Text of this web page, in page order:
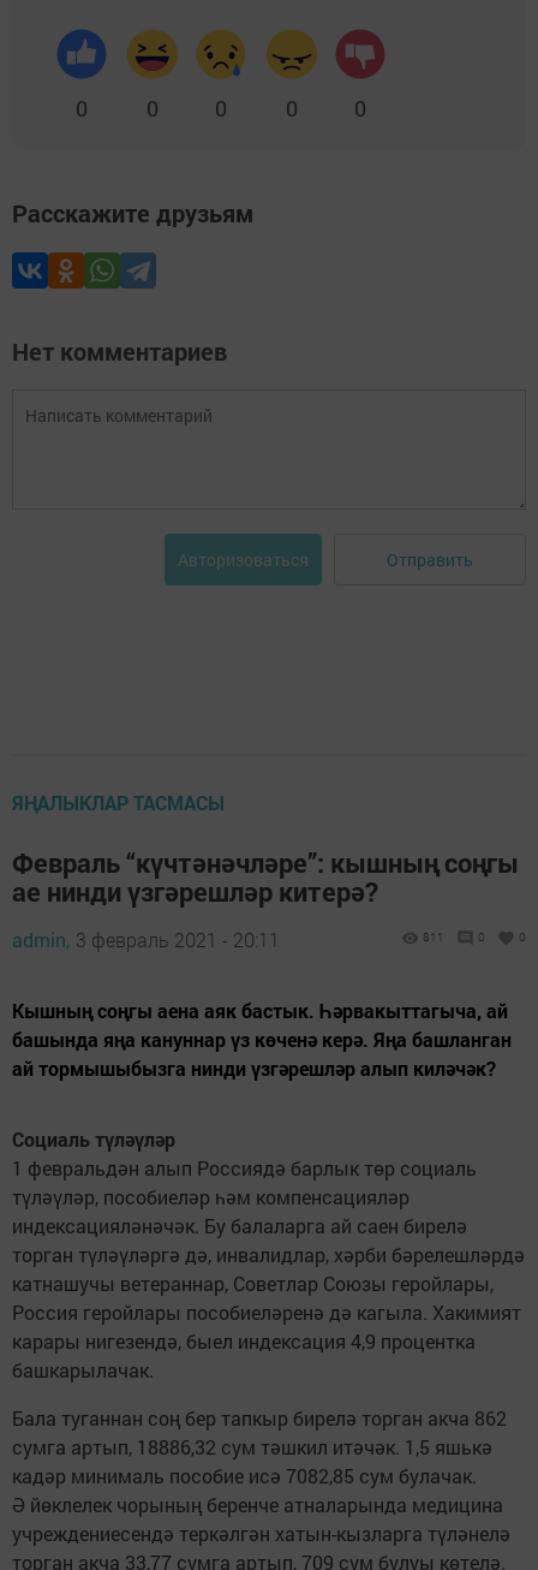
0 0 0 0 0
Расскажите друзьям
Нет комментариев
Авторизоваться Отправить
ЯҢАЛЫКЛАР ТАСМАСЫ
Февраль “күчтәнәчләре”: кышның соңгы
ае нинди үзгәрешләр китерә?
admin, 3 февраль 2021 - 20:11 811 0 0
Кышның соңгы аена аяк бастык. Һәрвакыттагыча, ай
башында яңа кануннар үз көченә керә. Яңа башланган
ай тормышыбызга нинди үзгәрешләр алып киләчәк?
Социаль түләүләр
1 февральдән алып Россиядә барлык төр социаль
түләүләр, пособиеләр һәм компенсацияләр
индексацияләнәчәк. Бу балаларга ай саен бирелә
торган түләүләргә дә, инвалидлар, хәрби бәрелешләрдә
катнашучы ветераннар, Советлар Союзы геройлары,
Россия геройлары пособиеләренә дә кагыла. Хакимият
карары нигезендә, быел индексация 4,9 процентка
башкарылачак.
Бала туганнан соң бер тапкыр бирелә торган акча 862
сумга артып, 18886,32 сум тәшкил итәчәк. 1,5 яшькә
кадәр минималь пособие исә 7082,85 сум булачак.
Ә йөклелек чорының беренче атналарында медицина
учреждениесендә теркәлгән хатын-кызларга түләнелә
торган акча 33,77 сумга артып, 709 сум булуы көтелә.